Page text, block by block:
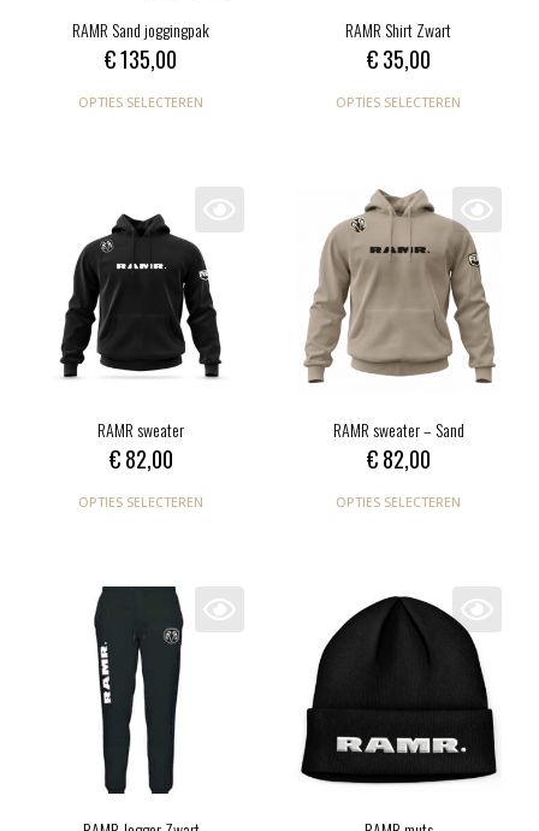
RAMR Sand joggingpak
€135,00
OPTIES SELECTEREN
RAMR Shirt Zwart
€35,00
OPTIES SELECTEREN
RAMR sweater
€82,00
OPTIES SELECTEREN
RAMR sweater – Sand
€82,00
OPTIES SELECTEREN